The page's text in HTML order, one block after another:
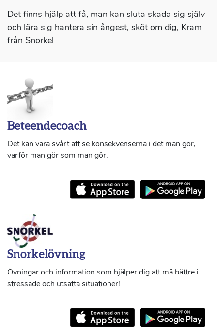
Det finns hjälp att få, man kan sluta skada sig själv
och lära sig hantera sin ångest, sköt om dig, Kram
från Snorkel
Beteendecoach
Det kan vara svårt att se konsekvenserna i det man gör,
varför man gör som man gör.
Snorkelövning
Övningar och information som hjälper dig att må bättre i
stressade och utsatta situationer!